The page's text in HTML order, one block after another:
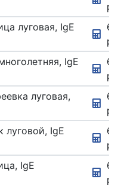
луговая, IgE
IgE
луговая,
луговой, IgE
IgE